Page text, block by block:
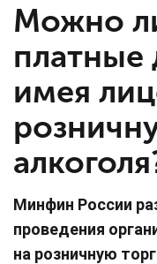
Можно
платные
имея
Минфин России
проведения
на розничную